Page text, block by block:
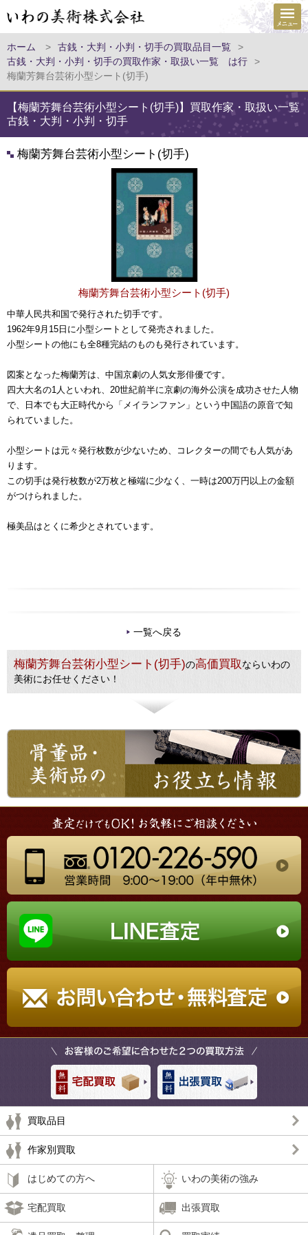
ホーム > 古銭・大判・小判・切手の買取品目一覧
>
古銭・大判・小判・切手の買取作家・取扱い一覧 は行
>
梅蘭芳舞台芸術小型シート(切手)
【梅蘭芳舞台芸術小型シート(切手)】買取作家・取扱い一覧
古銭・大判・小判・切手
梅蘭芳舞台芸術小型シート(切手)
梅蘭芳舞台芸術小型シート(切手)
中華人民共和国で発行された切手です。
1962年9月15日に小型シートとして発売されました。
小型シートの他にも全8種完結のものも発行されています。
図案となった梅蘭芳は、中国京劇の人気女形俳優です。
四大大名の1人といわれ、20世紀前半に京劇の海外公演を成功させた人物
で、日本でも大正時代から「メイランファン」という中国語の原音で知
られていました。
小型シートは元々発行枚数が少ないため、コレクターの間でも人気があ
ります。
この切手は発行枚数が2万枚と極端に少なく、一時は200万円以上の金額
がつけられました。
極美品はとくに希少とされています。
一覧へ戻る
梅蘭芳舞台芸術小型シート(切手)の高価買取ならいわの
美術にお任せください！
買取品目
作家別買取
はじめての方へ いわの美術の強み
宅配買取 出張買取